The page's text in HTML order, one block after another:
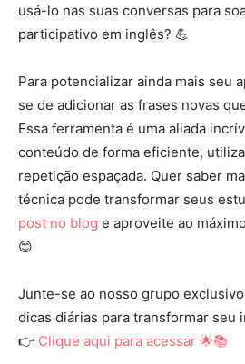
usá-lo nas suas conversas para
participativo em inglês? 💪
Para potencializar ainda mais seu
se de adicionar as frases novas
Essa ferramenta é uma aliada
conteúdo de forma eficiente,
repetição espaçada. Quer saber
técnica pode transformar seus
post no blog e aproveite ao
😊
Junte-se ao nosso grupo
dicas diárias para transformar seu
👉 Clique aqui para acessar 🌟📚